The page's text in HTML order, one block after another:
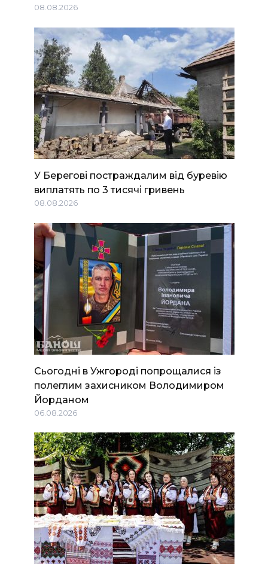
08.08.2026
У Берегові постраждалим від буревію
виплатять по 3 тисячі гривень
08.08.2026
Сьогодні в Ужгороді попрощалися із
полеглим захисником Володимиром
Йорданом
06.08.2026